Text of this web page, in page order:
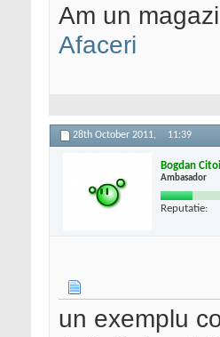
Am un
Afaceri
28th October 2011, 11:39
Bogdan
Ambasador
Reputatie:
un exemplu